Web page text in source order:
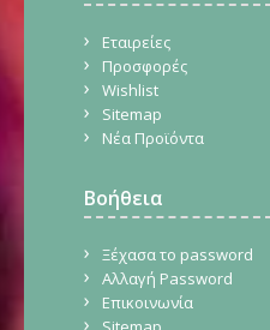
Εταιρείες
Προσφορές
Wishlist
Sitemap
Νέα Προϊόντα
Βοήθεια
Ξέχασα το password
Αλλαγή Password
Επικοινωνία